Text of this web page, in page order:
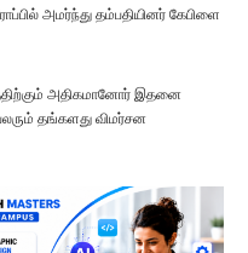
அமர்ந்து தம்பதியினர் கேபிளை
அதிகமானோர் இதனை
தங்களது விமர்சன